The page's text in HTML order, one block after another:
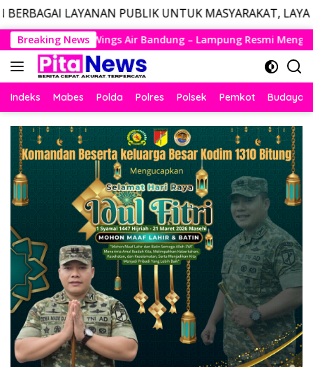
PUBLIK UNTUK MASYARAKAT, LAYANAN
Langsung
ke
konten
Breaking News
– Lampung Resmi Mengudara, Husein Kembali Layani
Indeks Mabes Polda Polres Polsek Pemkot Budaya